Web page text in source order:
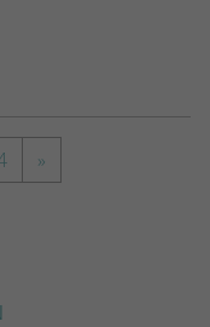
»
verwendet, um